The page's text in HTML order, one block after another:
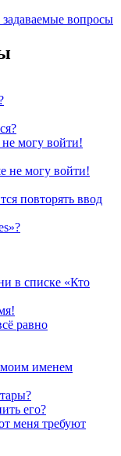
задаваемые вопросы
не могу войти!
не могу войти!
повторять ввод
в списке «Кто
равно
моим именем
его?
меня требуют